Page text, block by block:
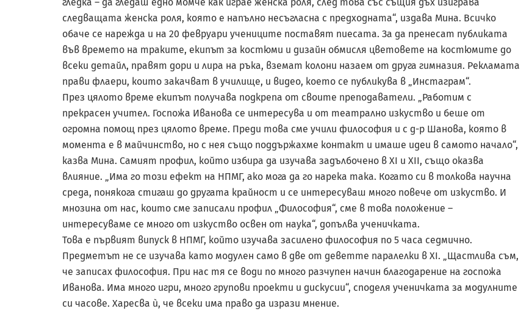
следващата женска роля, която е напълно несъгласна с предходната“, издава Мина. Всичко
обаче се нарежда и на 20 февруари учениците поставят пиесата. За да пренесат публиката
във времето на траките, екипът за костюми и дизайн обмисля цветовете на костюмите до
всеки детайл, правят дори и лира на ръка, вземат колони назаем от друга гимназия. Рекламата
прави флаери, които закачват в училище, и видео, което се публикува в „Инстаграм“.
През цялото време екипът получава подкрепа от своите преподаватели. „Работим с
прекрасен учител. Госпожа Иванова се интересува и от театрално изкуство и беше от
огромна помощ през цялото време. Преди това сме учили философия и с д-р Шанова, която в
момента е в майчинство, но с нея също поддържахме контакт и имаше идеи в самото начало“,
казва Мина. Самият профил, който избира да изучава задълбочено в XI и XII, също оказва
влияние. „Има го този ефект на НПМГ, ако мога да го нарека така. Когато си в толкова научна
среда, понякога стигаш до другата крайност и се интересуваш много повече от изкуство. И
мнозина от нас, които сме записали профил „Философия“, сме в това положение –
интересуваме се много от изкуство освен от наука“, допълва ученичката.
Това е първият випуск в НПМГ, който изучава засилено философия по 5 часа седмично.
Предметът не се изучава като модулен само в две от деветте паралелки в XI. „Щастлива съм,
че записах философия. При нас тя се води по много разчупен начин благодарение на госпожа
Иванова. Има много игри, много групови проекти и дискусии“, споделя ученичката за модулните
си часове. Харесва ѝ, че всеки има право да изрази мнение.